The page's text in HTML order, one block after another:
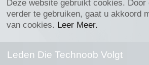
Deze website gebruikt cookies. Door
verder te gebruiken, gaat u akkoord
van cookies. Leer Meer.
Leden Die Technoob Volgt